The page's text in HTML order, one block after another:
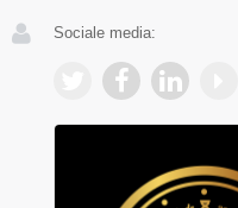
Sociale media: